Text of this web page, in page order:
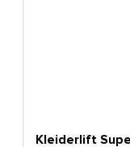
Kleiderlift